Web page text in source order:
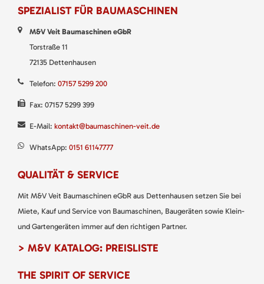
SPEZIALIST FÜR BAUMASCHINEN
M&V Veit Baumaschinen eGbR
Torstraße 11
72135 Dettenhausen
Telefon: 07157 5299 200
Fax: 07157 5299 399
E-Mail: kontakt@baumaschinen-veit.de
WhatsApp: 0151 61147777
QUALITÄT & SERVICE
Mit M&V Veit Baumaschinen eGbR aus Dettenhausen setzen Sie bei
Miete, Kauf und Service von Baumaschinen, Baugeräten sowie Klein-
und Gartengeräten immer auf den richtigen Partner.
> M&V KATALOG: PREISLISTE
THE SPIRIT OF SERVICE